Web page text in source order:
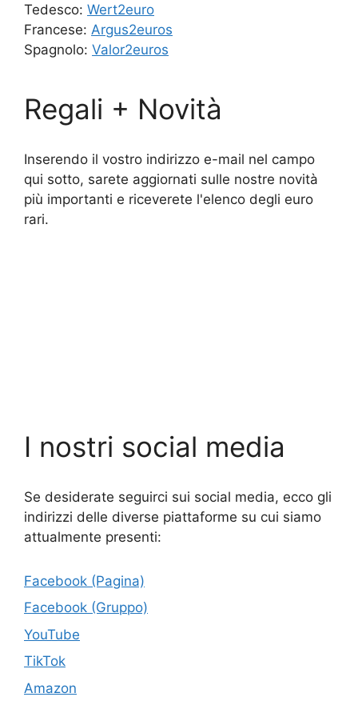
Tedesco: Wert2euro
Francese: Argus2euros
Spagnolo: Valor2euros
Regali + Novità
Inserendo il vostro indirizzo e-mail nel campo
qui sotto, sarete aggiornati sulle nostre novità
più importanti e riceverete l'elenco degli euro
rari.
I nostri social media
Se desiderate seguirci sui social media, ecco gli
indirizzi delle diverse piattaforme su cui siamo
attualmente presenti:
Facebook (Pagina)
Facebook (Gruppo)
YouTube
TikTok
Amazon